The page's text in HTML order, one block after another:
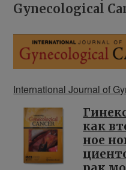
Gynecological
International Journal of
как
ное